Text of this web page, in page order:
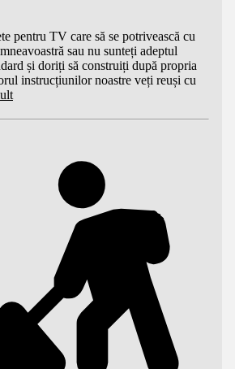
pentru TV care să se potrivească cu
sau nu sunteți adeptul
și doriți să construiți după propria
instrucțiunilor noastre veți reuși cu